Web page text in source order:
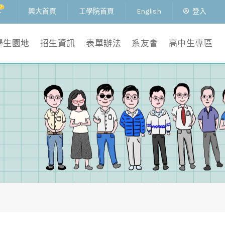
興大首頁 工學院首頁 English 登入
生園地 招生資訊 表單辦法 系友會 高中生專區